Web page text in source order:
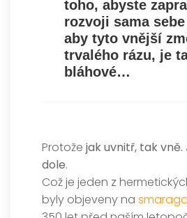
toho, abyste
rozvoji sama
aby tyto vnější
trvalého rázu, je
bláhové…
Protože jak uvnitř, tak
dole.
Což je jeden z
byly objeveny na